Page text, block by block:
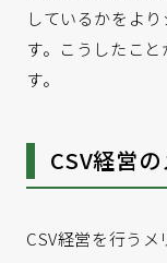
しているかをよ
す。こうしたこ
す。
CSV経営
CSV経営を行うメ